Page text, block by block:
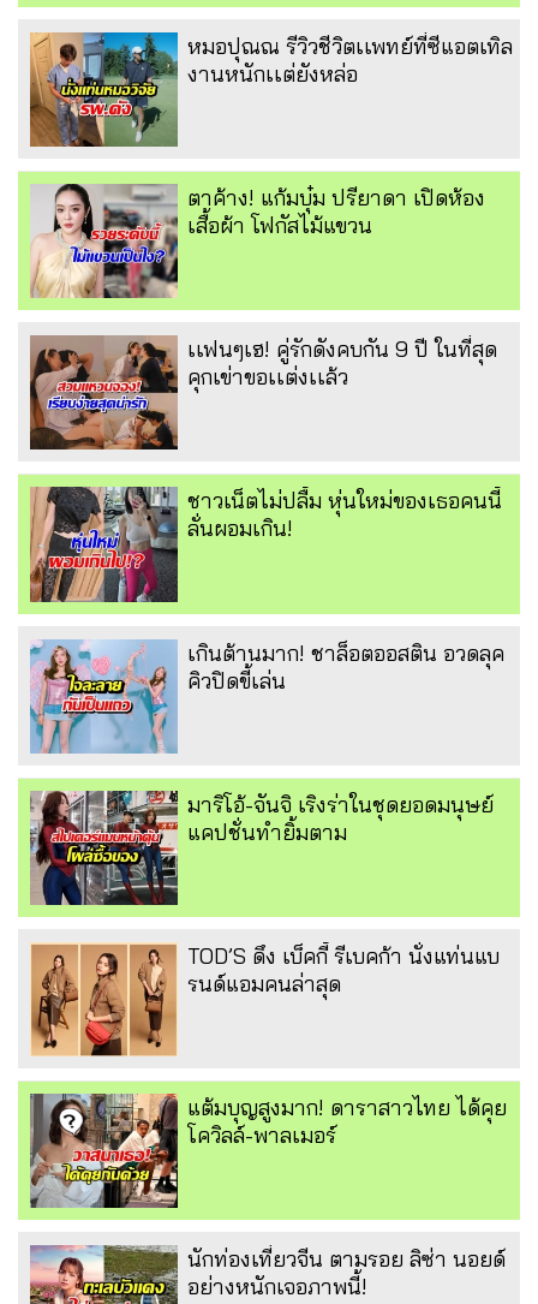
หมอปุณณ รีวิวชีวิตเเพทย์ที่ซีแอตเทิล
งานหนักเเต่ยังหล่อ
ตาค้าง! แก้มบุ๋ม ปรียาดา เปิดห้อง
เสื้อผ้า โฟกัสไม้แขวน
เเฟนๆเฮ! คู่รักดังคบกัน 9 ปี ในที่สุด
คุกเข่าขอเเต่งเเล้ว
ชาวเน็ตไม่ปลื้ม หุ่นใหม่ของเธอคนนี้
ลั่นผอมเกิน!
เกินต้านมาก! ชาล็อตออสติน อวดลุค
คิวปิดขี้เล่น
มาริโอ้-จันจิ เริงร่าในชุดยอดมนุษย์
แคปชั่นทำยิ้มตาม
TOD’S ดึง เบ็คกี้ รีเบคก้า นั่งแท่นแบ
รนด์แอมคนล่าสุด
แต้มบุญสูงมาก! ดาราสาวไทย ได้คุย
โควิลล์-พาลเมอร์
นักท่องเที่ยวจีน ตามรอย ลิซ่า นอยด์
อย่างหนักเจอภาพนี้!